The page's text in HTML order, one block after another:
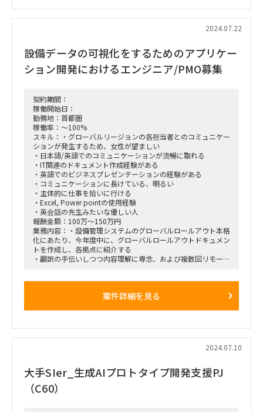
■働き方：リモート可能
2024.07.22
設備データの可視化をするためのアプリケー
ション開発におけるエンジニア/PMO募集
契約期間：
稼働開始日：
勤務地：首都圏
稼働率：～100%
スキル：・グローバルリージョンの各担当者とのコミュニケー
ションが発生するため、女性が望ましい
・日本語/英語でのコミュニケーションが流暢に取れる
・IT関連のドキュメント作成経験がある
・英語でのビジネスプレゼンテーションの経験がある
・コミュニケーションに長けている、明るい
・主体的に仕事を拾いに行ける
・Excel, Power pointの使用経験
・英会話の先生みたいな優しい人
報酬金額：100万～150万円
業務内容：・設備管理システムのグローバルロールアウト本格
化にあたり、今年度中に、グローバルロールアウトドキュメン
トを作成し、各拠点に紹介する
・翻訳の手伝いしつつ内容理解に専念、および複数回リモート
■働き方：本厚木※週3日出社案件詳細を見る
2024.07.10
大手SIer_生成AIプロトタイプ開発支援PJ
（C60）